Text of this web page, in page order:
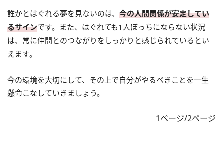
誰かとはぐれる夢を見ないのは、 今の人間関係が安定してい
るサインです。また、はぐれても1人ぼっちにならない状況
は、常に仲間とのつながりをしっかりと感じられているとい
えます。
今の環境を大切にして、その上で自分がやるべきことを一生
懸命こなしていきましょう。
1ページ/2ページ